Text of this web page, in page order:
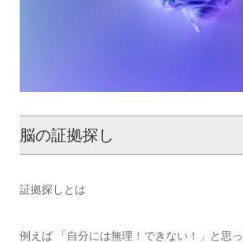
脳の証拠探し
証拠探しとは
例えば 「自分には無理！できない！」と思っ